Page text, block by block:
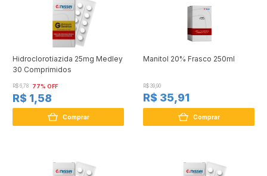
Hidroclorotiazida 25mg Medley
30 Comprimidos
R$ 6,78 77% OFF
R$ 1,58
Comprar
Manitol 20% Frasco 250ml
R$ 39,90
R$ 35,91
Comprar